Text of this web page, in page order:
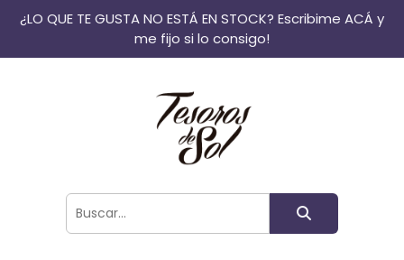
¿LO QUE TE GUSTA NO ESTÁ EN STOCK? Escribime ACÁ y
me fijo si lo consigo!